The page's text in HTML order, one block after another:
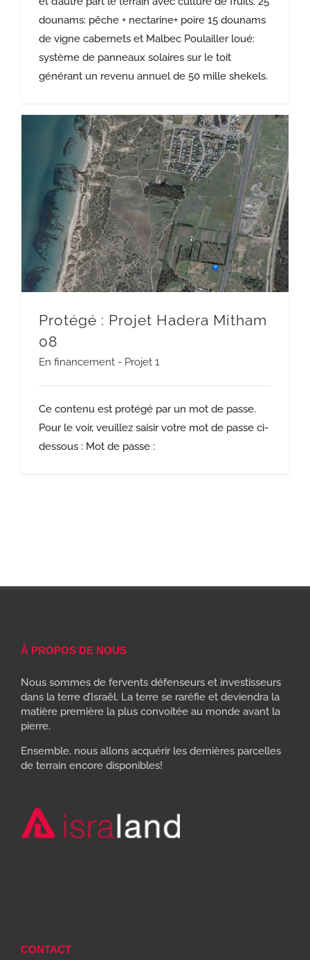
dounams: pêche + nectarine+ poire 15 dounams
de vigne cabernets et Malbec Poulailler loué:
système de panneaux solaires sur le toit
générant un revenu annuel de 50 mille shekels.
Protégé : Projet Hadera Mitham
08
En financement - Projet 1
Ce contenu est protégé par un mot de passe.
Pour le voir, veuillez saisir votre mot de passe ci-
dessous : Mot de passe :
À PROPOS DE NOUS
Nous sommes de fervents défenseurs et investisseurs
dans la terre d’Israël. La terre se raréfie et deviendra la
matière première la plus convoitée au monde avant la
pierre.
Ensemble, nous allons acquérir les dernières parcelles
de terrain encore disponibles!
CONTACT